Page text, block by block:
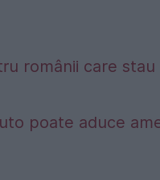
românii care
poate aduce